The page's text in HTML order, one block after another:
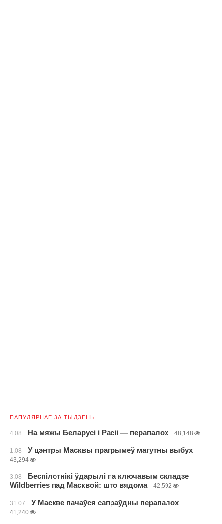
ПАПУЛЯРНАЕ ЗА ТЫДЗЕНЬ
4.08 На мяжы Беларусі і Расіі — перапалох 48,148
1.08 У цэнтры Масквы прагрымеў магутны выбух
43,294
3.08
Беспілотнікі ўдарылі па ключавым складзе
Wildberries пад Масквой: што вядома
42,592
31.07 У Маскве пачаўся сапраўдны перапалох
41,240